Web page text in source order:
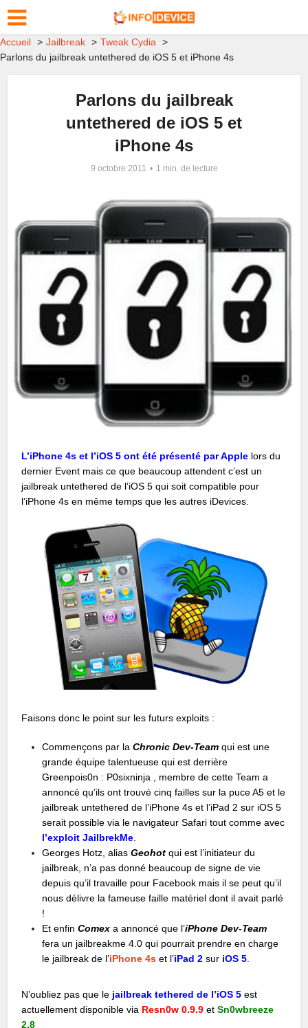
Accueil Jailbreak
Tweak Cydia
Parlons du jailbreak untethered de iOS 5 et iPhone 4s
Parlons du jailbreak
untethered de iOS 5 et
iPhone 4s
9 octobre 2011 1 min. de lecture
L’iPhone 4s et l’iOS 5 ont été présenté par Apple lors du
dernier Event mais ce que beaucoup attendent c’est un
jailbreak untethered de l’iOS 5 qui soit compatible pour
l’iPhone 4s en même temps que les autres iDevices.
Faisons donc le point sur les futurs exploits :
Commençons par laChronic Dev-Team qui est une
grande équipe talentueuse qui est derrière
Greenpois0n : P0sixninja , membre de cette Team a
annoncé qu’ils ont trouvé cinq failles sur la puce A5 et le
jailbreak untethered de l’iPhone 4s et l’iPad 2 sur iOS 5
serait possible via le navigateur Safari tout comme avec
l’exploit JailbrekMe.
Georges Hotz, aliasGeohot qui est l’initiateur du
jailbreak, n’a pas donné beaucoup de signe de vie
depuis qu’il travaille pour Facebook mais il se peut qu’il
nous délivre la fameuse faille matériel dont il avait parlé
!
Et enfinComex a annoncé que l’iPhone Dev-Team
fera un jailbreakme 4.0 qui pourrait prendre en charge
le jailbreak de l’iPhone 4s et l’iPad 2 sur iOS 5.
N’oubliez pas que le jailbreak tethered de l’iOS 5 est
actuellement disponible via Resn0w 0.9.9 etSn0wbreeze
2.8